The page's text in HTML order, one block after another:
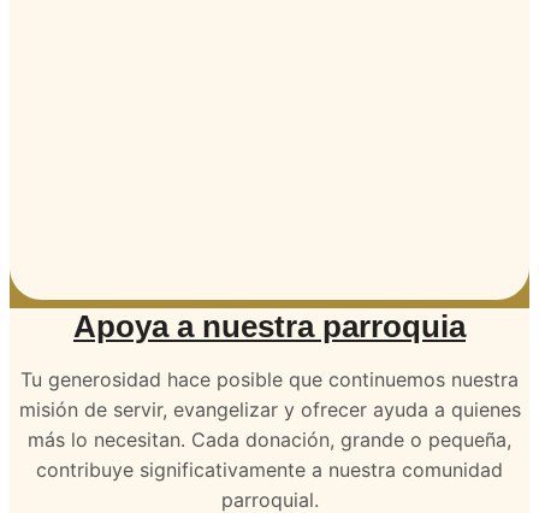
Apoya a nuestra parroquia
Tu generosidad hace posible que continuemos nuestra
misión de servir, evangelizar y ofrecer ayuda a quienes
más lo necesitan. Cada donación, grande o pequeña,
contribuye significativamente a nuestra comunidad
parroquial.